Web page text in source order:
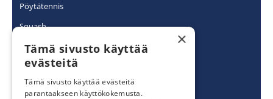
Pöytätennis
Squash
Racketlon
Tietosuojaseloste
×
Tämä sivusto käyttää
evästeitä
Tämä sivusto käyttää evästeitä
parantaakseen käyttökokemusta.